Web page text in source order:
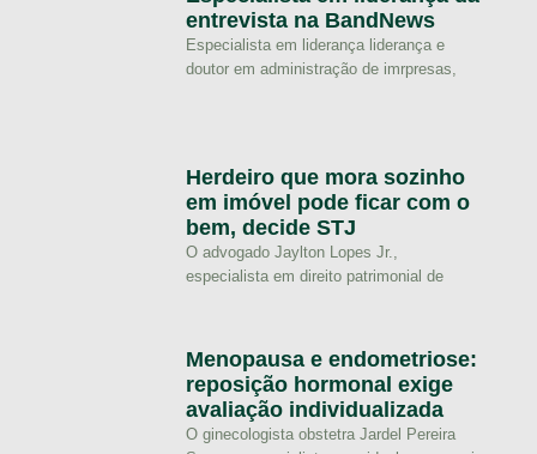
entrevista na BandNews
Especialista em liderança liderança e
doutor em administração de imrpresas,
Herdeiro que mora sozinho
em imóvel pode ficar com o
bem, decide STJ
O advogado Jaylton Lopes Jr.,
especialista em direito patrimonial de
Menopausa e endometriose:
reposição hormonal exige
avaliação individualizada
O ginecologista obstetra Jardel Pereira